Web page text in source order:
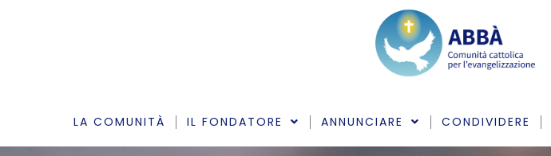
LA COMUNITÀ IL FONDATORE ANNUNCIARE CONDIVIDERE